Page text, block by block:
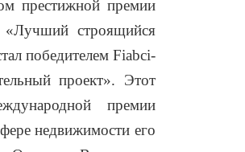
престижной премии
строящийся
победителем Fiabci-
проект». Этот
премии
недвижимости его